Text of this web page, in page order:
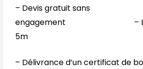
– Devis gratuit sans
engagement –
5m
– Délivrance d’un certificat de